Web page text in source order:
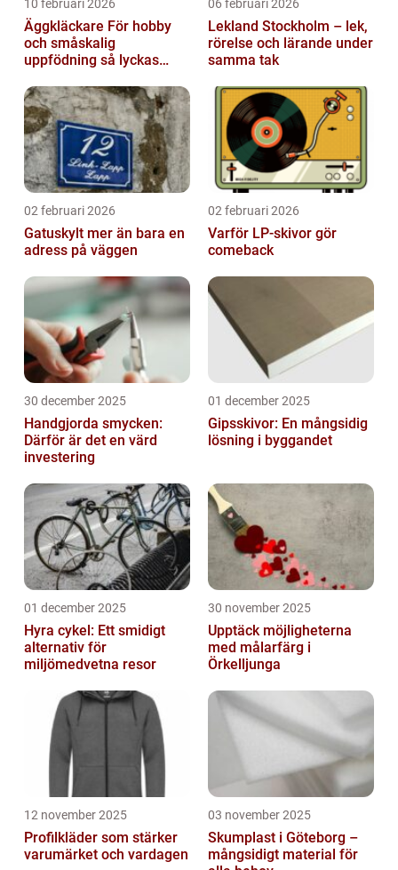
10 februari 2026
Äggkläckare För hobby
och småskalig
uppfödning så lyckas
06 februari 2026
Lekland Stockholm – lek,
rörelse och lärande under
samma tak
02 februari 2026
Gatuskylt mer än bara en
adress på väggen
02 februari 2026
Varför LP-skivor gör
comeback
30 december 2025
Handgjorda smycken:
Därför är det en värd
investering
01 december 2025
Gipsskivor: En mångsidig
lösning i byggandet
01 december 2025
Hyra cykel: Ett smidigt
alternativ för
miljömedvetna resor
30 november 2025
Upptäck möjligheterna
med målarfärg i
Örkelljunga
12 november 2025
Profilkläder som stärker
varumärket och vardagen
03 november 2025
Skumplast i Göteborg –
mångsidigt material för